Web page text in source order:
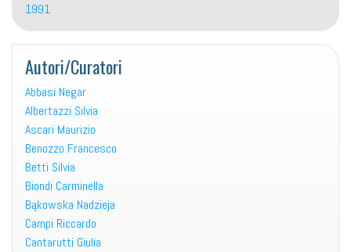
1991
Autori/Curatori
Abbasi Negar
Albertazzi Silvia
Ascari Maurizio
Benozzo Francesco
Betti Silvia
Biondi Carminella
Bąkowska Nadzieja
Campi Riccardo
Cantarutti Giulia